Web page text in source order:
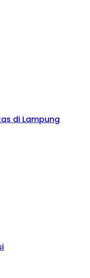
di Lampung